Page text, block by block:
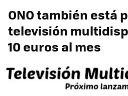
ONO también está
televisión
10 euros al mes